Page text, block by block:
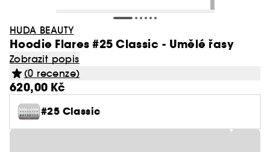
HUDA BEAUTY
Hoodie Flares #25 Classic - Umělé řasy
Zobrazit popis
(0 recenze)
620,00 Kč
#25 Classic